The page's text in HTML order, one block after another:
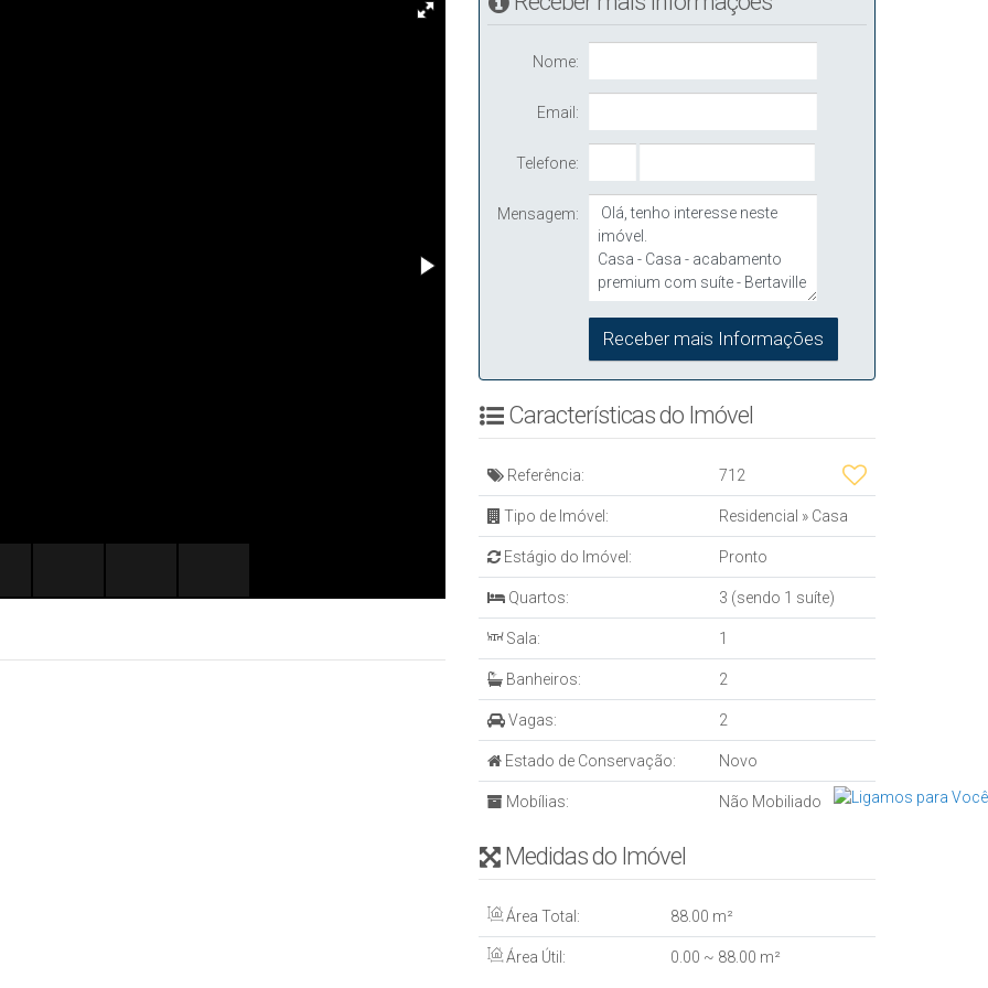
Nome:
Email:
Telefone:
Mensagem:
Características do Imóvel
Referência: 712
Tipo de Imóvel: Residencial » Casa
Estágio do Imóvel: Pronto
Quartos: 3 (sendo 1 suíte)
Sala: 1
Banheiros: 2
Vagas: 2
Estado de Conservação: Novo
Mobílias: Não Mobiliado
Medidas do Imóvel
Área Total: 88 .00 m²
Área Útil: 0 .00 ~ 88 .00 m²